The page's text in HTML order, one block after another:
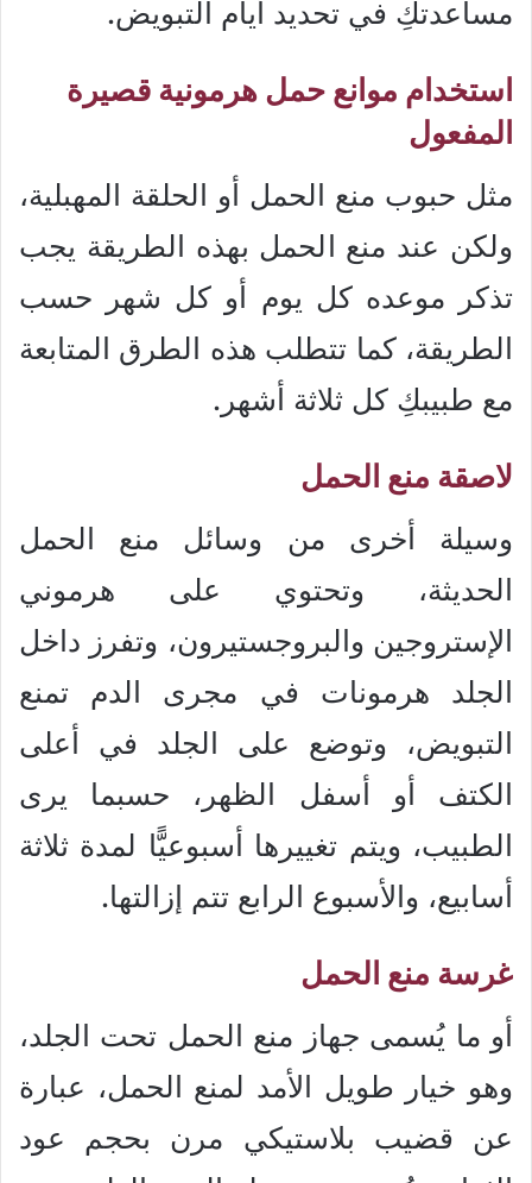
مساعدتكِ في تحديد أيام التبويض.
استخدام موانع حمل هرمونية قصيرة
المفعول
مثل حبوب منع الحمل أو الحلقة المهبلية،
ولكن عند منع الحمل بهذه الطريقة يجب
تذكر موعده كل يوم أو كل شهر حسب
الطريقة، كما تتطلب هذه الطرق المتابعة
مع طبيبكِ كل ثلاثة أشهر.
لاصقة منع الحمل
وسيلة أخرى من وسائل منع الحمل
الحديثة، وتحتوي على هرموني
الإستروجين والبروجستيرون، وتفرز داخل
الجلد هرمونات في مجرى الدم تمنع
التبويض، وتوضع على الجلد في أعلى
الكتف أو أسفل الظهر، حسبما يرى
الطبيب، ويتم تغييرها أسبوعيًّا لمدة ثلاثة
أسابيع، والأسبوع الرابع تتم إزالتها.
غرسة منع الحمل
أو ما يُسمى جهاز منع الحمل تحت الجلد،
وهو خيار طويل الأمد لمنع الحمل، عبارة
عن قضيب بلاستيكي مرن بحجم عود